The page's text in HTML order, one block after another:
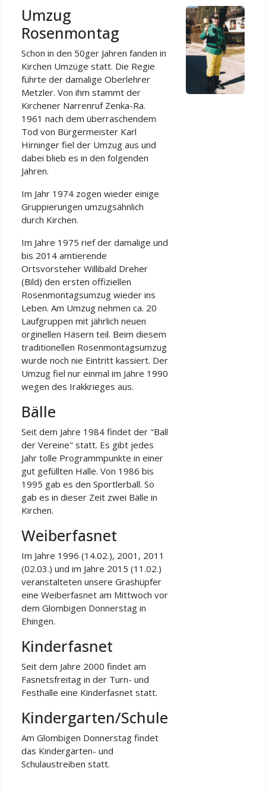
Umzug
Rosenmontag
Schon in den 50ger Jahren fanden in
Kirchen Umzüge statt. Die Regie
führte der damalige Oberlehrer
Metzler. Von ihm stammt der
Kirchener Narrenruf Zenka-Ra.
1961 nach dem überraschendem
Tod von Bürgermeister Karl
Hirninger fiel der Umzug aus und
dabei blieb es in den folgenden
Jahren.
Im Jahr 1974 zogen wieder einige
Gruppierungen umzugsähnlich
durch Kirchen.
Im Jahre 1975 rief der damalige und
bis 2014 amtierende
Ortsvorsteher Willibald Dreher
(Bild) den ersten offiziellen
Rosenmontagsumzug wieder ins
Leben. Am Umzug nehmen ca. 20
Laufgruppen mit jährlich neuen
orginellen Häsern teil. Beim diesem
traditionellen Rosenmontagsumzug
wurde noch nie Eintritt kassiert. Der
Umzug fiel nur einmal im Jahre 1990
wegen des Irakkrieges aus.
Bälle
Seit dem Jahre 1984 findet der "Ball
der Vereine" statt. Es gibt jedes
Jahr tolle Programmpunkte in einer
gut gefüllten Halle. Von 1986 bis
1995 gab es den Sportlerball. So
gab es in dieser Zeit zwei Bälle in
Kirchen.
Weiberfasnet
Im Jahre 1996 (14.02.), 2001, 2011
(02.03.) und im Jahre 2015 (11.02.)
veranstalteten unsere Grashüpfer
eine Weiberfasnet am Mittwoch vor
dem Glombigen Donnerstag in
Ehingen.
Kinderfasnet
Seit dem Jahre 2000 findet am
Fasnetsfreitag in der Turn- und
Festhalle eine Kinderfasnet statt.
Kindergarten/Schule
Am Glombigen Donnerstag findet
das Kindergarten- und
Schulaustreiben statt.